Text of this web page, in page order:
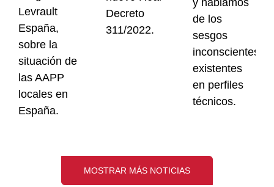
Levrault
España,
sobre la
situación de
las AAPP
locales en
España.
Decreto
311/2022.
y hablamos
de los
sesgos
inconscientes
existentes
en perfiles
técnicos.
MOSTRAR MÁS NOTICIAS